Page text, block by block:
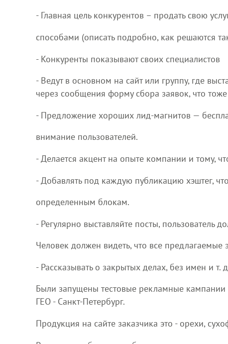
- Главная цель конкурентов – продать свою
способами (описать подробно, как решаются
- Конкуренты показывают своих специалистов
- Ведут в основном на сайт или группу, где
через сообщения форму сбора заявок, что
- Предложение хороших лид-магнитов —
внимание пользователей.
- Делается акцент на опыте компании и тому,
- Добавлять под каждую публикацию хэштег,
определенным блокам.
- Регулярно выставляйте посты, пользователь
Человек должен видеть, что все предлагаемые
- Рассказывать о закрытых делах, без имен и т.
Были запущены тестовые рекламные кампании
ГЕО - Санкт-Петербург.
Продукция на сайте заказчика это - орехи,